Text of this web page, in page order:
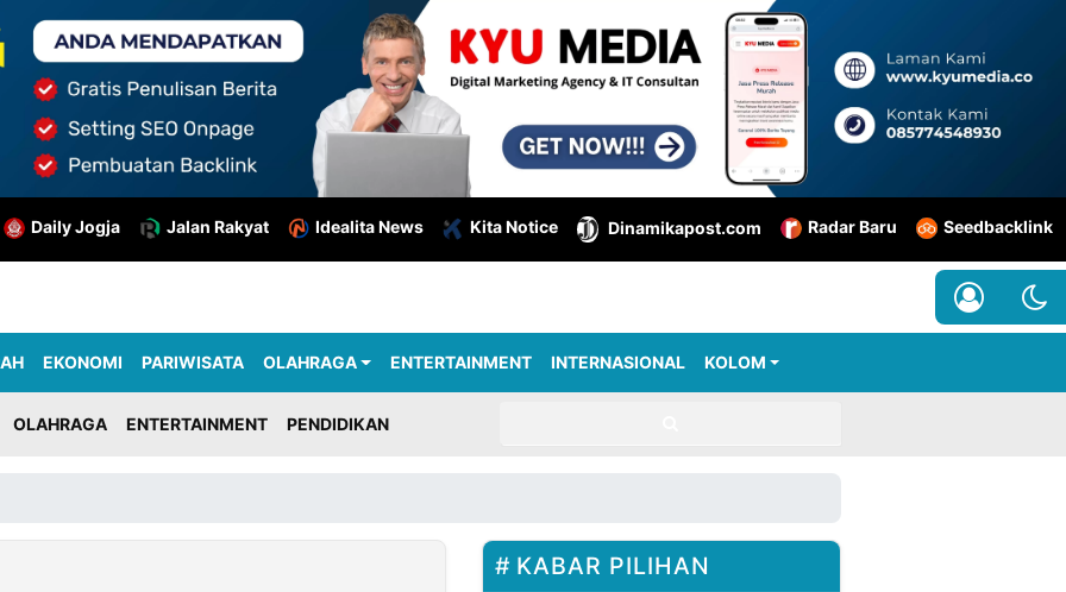
Daily Jogja Jalan Rakyat Idealita News Kita Notice Dinamikapost.com Radar Baru Seedbacklink
EKONOMI PARIWISATA OLAHRAGA ENTERTAINMENT INTERNASIONAL KOLOM
OLAHRAGA ENTERTAINMENT PENDIDIKAN
KABAR PILIHAN